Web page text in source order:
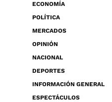
ECONOMÍA
POLÍTICA
MERCADOS
OPINIÓN
NACIONAL
DEPORTES
INFORMACIÓN GENERAL
ESPECTÁCULOS